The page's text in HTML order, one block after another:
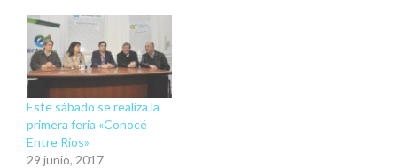
Este sábado se realiza la
primera feria «Conocé
Entre Ríos»
29 junio, 2017